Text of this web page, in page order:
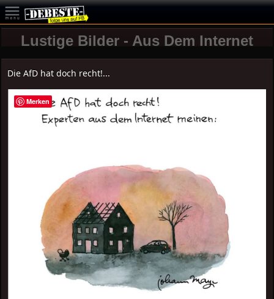
Lustige Bilder - Aus Dem Internet
Die AfD hat doch recht!...
Merken